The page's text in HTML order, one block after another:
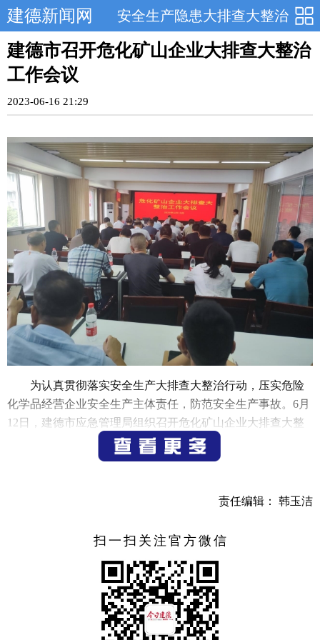
安全生产隐患大排查大整治
建德新闻网
建德市召开危化矿山企业大排查大整治
工作会议
2023-06-16 21:29
为认真贯彻落实安全生产大排查大整治行动，压实危险
化学品经营企业安全生产主体责任，防范安全生产事故。6月
12日，建德市应急管理局组织召开危化矿山企业大排查大整
治工作会议。工作会上应急局通报了近期对危险矿山企业安
全检查情况，明确了危矿企业重大隐患的相关标准和检查重
责任编辑： 韩玉洁
扫一扫关注官方微信